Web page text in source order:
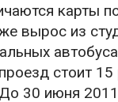
карты
вырос из
стоит
30 июня